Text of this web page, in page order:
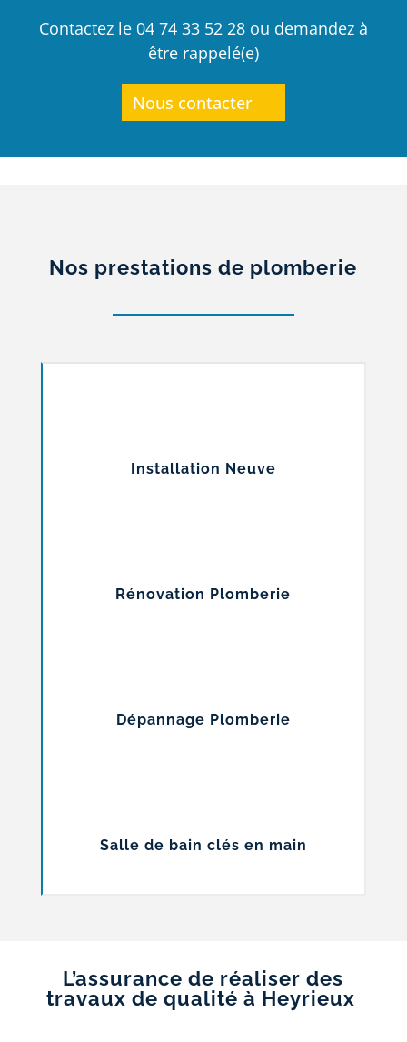
Contactez le 04 74 33 52 28 ou demandez à
être rappelé(e)
Nous contacter
Nos prestations de plomberie
Installation Neuve
Rénovation Plomberie
Dépannage Plomberie
Salle de bain clés en main
L’assurance de réaliser des
travaux de qualité à Heyrieux